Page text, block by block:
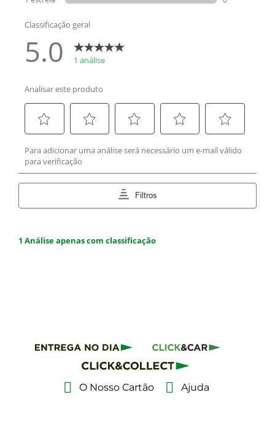
O Nosso Cartão Ajuda